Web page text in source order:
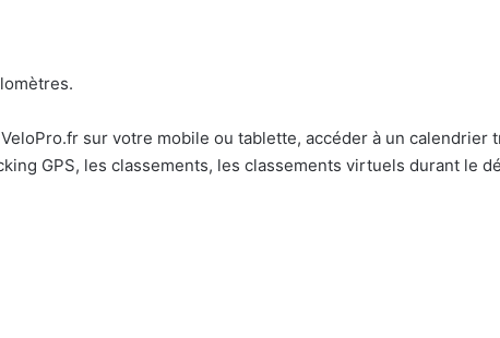
VeloPro.fr sur votre mobile ou tablette, accéder à un
GPS, les classements, les classements virtuels durant le